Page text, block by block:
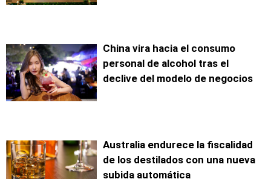
China vira hacia el consumo
personal de alcohol tras el
declive del modelo de negocios
Australia endurece la fiscalidad
de los destilados con una nueva
subida automática